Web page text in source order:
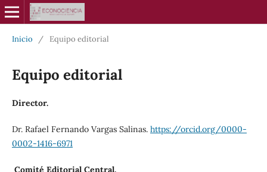
Inicio / Equipo editorial
Equipo editorial
Director.
Dr. Rafael Fernando Vargas Salinas. https://orcid.org/0000-
0002-1416-6971
Comité Editorial Central.